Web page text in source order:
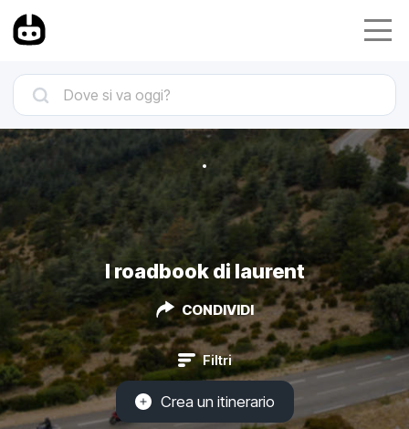
I roadbook di laurent
CONDIVIDI
Filtri
Crea un itinerario